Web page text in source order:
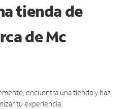
tienda de
de Mc
encuentra una tienda y haz
tu experiencia.